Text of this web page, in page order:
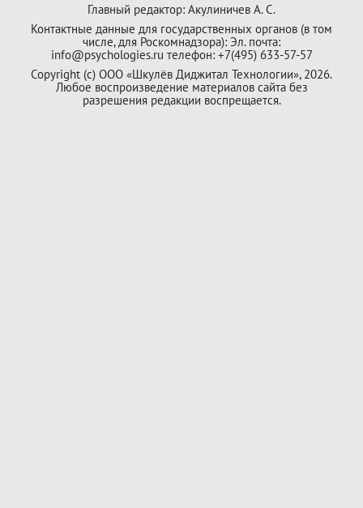
Главный редактор: Акулиничев А. С.
Контактные данные для государственных органов (в том
числе, для Роскомнадзора): Эл. почта:
info@psychologies.ru телефон: +7(495) 633-57-57
Copyright (с) ООО «Шкулёв Диджитал Технологии», 2026.
Любое воспроизведение материалов сайта без
разрешения редакции воспрещается.